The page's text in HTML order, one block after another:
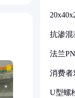
抗渗混
法兰
消费者
U型螺